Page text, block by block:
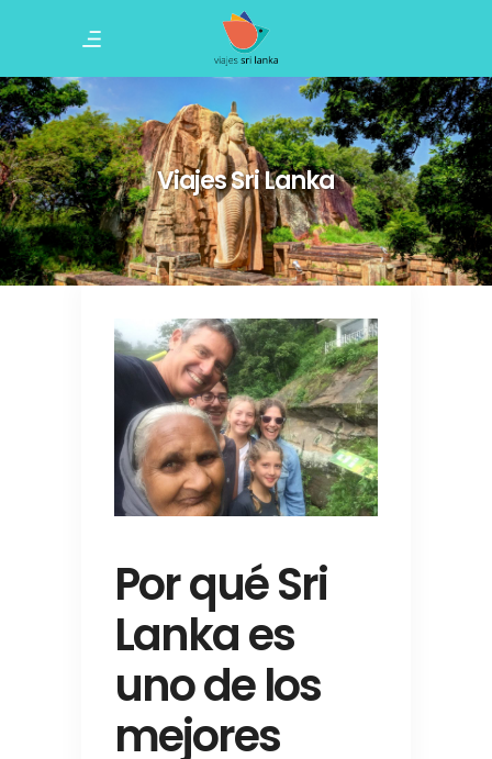
Viajes Sri Lanka
Por qué Sri
Lanka es
uno de los
mejores